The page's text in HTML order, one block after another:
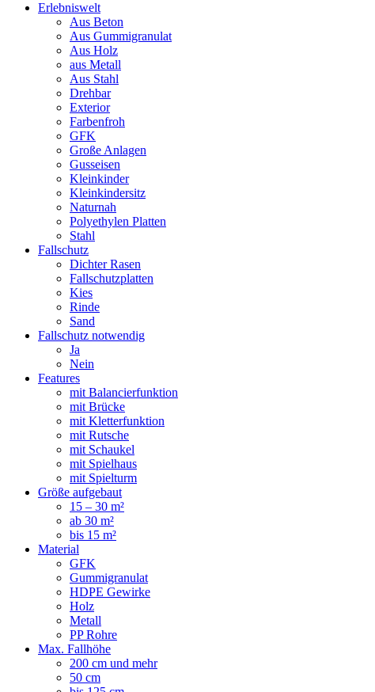
links/rechts,
Erlebniswelt
Aus Beton
Aus Gummigranulat
Aus Holz
aus Metall
Aus Stahl
Drehbar
Exterior
Farbenfroh
GFK
Große Anlagen
Gusseisen
Kleinkinder
Kleinkindersitz
Naturnah
Polyethylen Platten
Stahl
Fallschutz
Dichter Rasen
Fallschutzplatten
Kies
Rinde
Sand
Fallschutz notwendig
Ja
Nein
Features
mit Balancierfunktion
mit Brücke
mit Kletterfunktion
mit Rutsche
mit Schaukel
mit Spielhaus
mit Spielturm
Größe aufgebaut
15 – 30 m²
ab 30 m²
bis 15 m²
Material
GFK
Gummigranulat
HDPE Gewirke
Holz
Metall
PP Rohre
Max. Fallhöhe
200 cm und mehr
50 cm